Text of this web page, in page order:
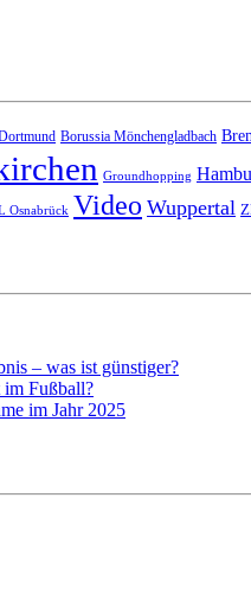
Borussia Mönchengladbach
Groundhopping
Osnabrück Video Wuppertal
– was ist günstiger?
im Fußball?
im Jahr 2025